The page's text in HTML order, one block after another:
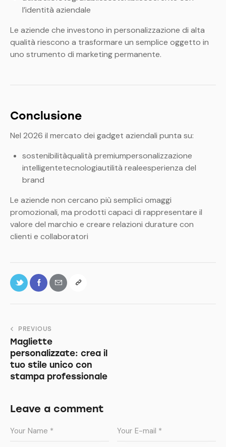
l’identità aziendale
Le aziende che investono in personalizzazione di alta
qualità riescono a trasformare un semplice oggetto in
uno strumento di marketing permanente.
Conclusione
Nel 2026 il mercato dei gadget aziendali punta su:
sostenibilitàqualità premiumpersonalizzazione
intelligentetecnologiautilità realeesperienza del
brand
Le aziende non cercano più semplici omaggi
promozionali, ma prodotti capaci di rappresentare il
valore del marchio e creare relazioni durature con
clienti e collaboratori
PREVIOUS
Magliette
personalizzate: crea il
tuo stile unico con
stampa professionale
Leave a comment